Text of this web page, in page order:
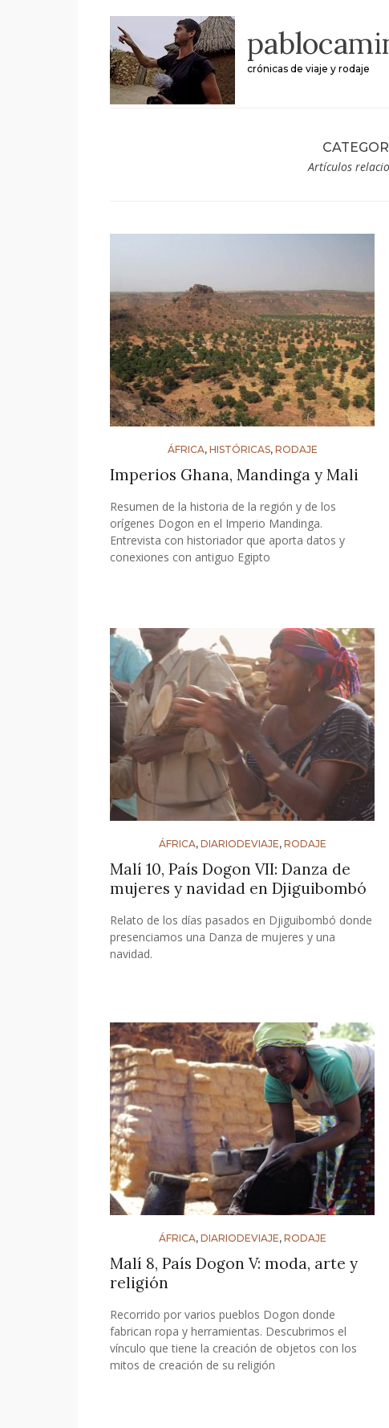
content
crónicas de viaje y rodaje
Artículos
ÁFRICA, HISTÓRICAS, RODAJE
Imperios Ghana, Mandinga y Mali
Resumen de la historia de la región y de los
orígenes Dogon en el Imperio Mandinga.
Entrevista con historiador que aporta datos y
conexiones con antiguo Egipto
ÁFRICA, DIARIODEVIAJE, RODAJE
Malí 10, País Dogon VII: Danza de
mujeres y navidad en Djiguibombó
Relato de los días pasados en Djiguibombó donde
presenciamos una Danza de mujeres y una
navidad.
ÁFRICA, DIARIODEVIAJE, RODAJE
Malí 8, País Dogon V: moda, arte y
religión
Recorrido por varios pueblos Dogon donde
fabrican ropa y herramientas. Descubrimos el
vínculo que tiene la creación de objetos con los
mitos de creación de su religión